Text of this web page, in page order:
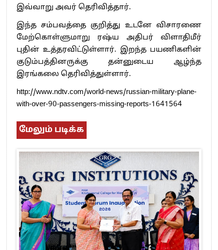
இவ்வாறு அவர் தெரிவித்தார்.
இந்த சம்பவத்தை குறித்து உடனே விசாரணை
மேற்கொள்ளுமாறு ரஷ்ய அதிபர் விளாதிமீர்
புதின் உத்தரவிட்டுள்ளார். இறந்த பயணிகளின்
குடும்பத்தினருக்கு தன்னுடைய ஆழ்ந்த
இரங்கலை தெரிவித்துள்ளார்.
http://www.ndtv.com/world-news/russian-military-plane-
with-over-90-passengers-missing-reports-1641564
மேலும் படிக்க